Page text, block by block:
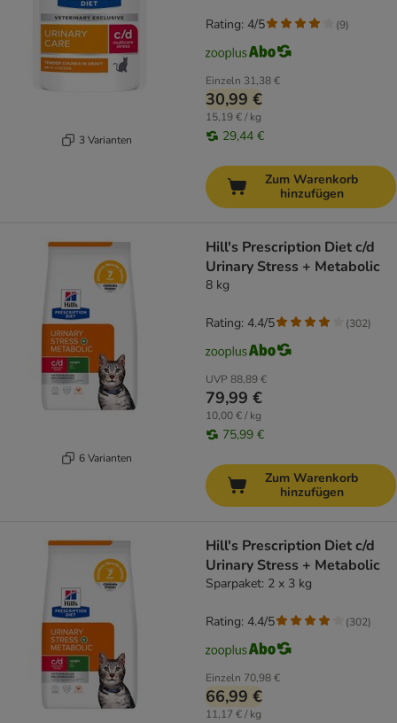
3 Varianten
Einzeln 31,38 €
30,99 €
15,19 € / kg
29,44 €
Rating: 4/5 (9)
Zum Warenkorb
hinzufügen
6 Varianten
Hill's Prescription Diet c/d
Urinary Stress + Metabolic
8 kg
UVP 88,89 €
79,99 €
10,00 € / kg
75,99 €
Rating: 4.4/5 (302)
Zum Warenkorb
hinzufügen
Hill's Prescription Diet c/d
Urinary Stress + Metabolic
Sparpaket: 2 x 3 kg
Einzeln 70,98 €
66,99 €
11,17 € / kg
Rating: 4.4/5 (302)